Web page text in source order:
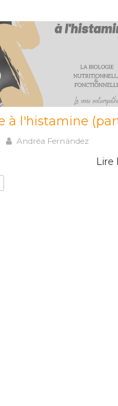
à l'histamine
Andréa Fernández
Lire